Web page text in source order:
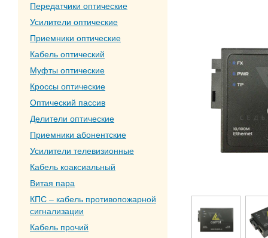
Передатчики оптические
Усилители оптические
Приемники оптические
Кабель оптический
Муфты оптические
Кроссы оптические
Оптический пассив
Делители оптические
Приемники абонентские
Усилители телевизионные
Кабель коаксиальный
Витая пара
КПС – кабель противопожарной
сигнализации
Кабель прочий